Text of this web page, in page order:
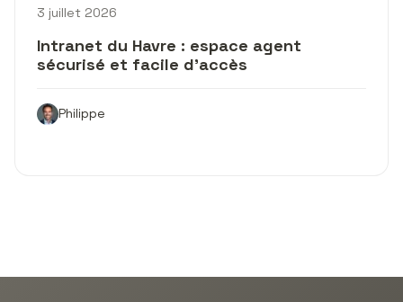
3 juillet 2026
Intranet du Havre : espace agent
sécurisé et facile d’accès
Philippe